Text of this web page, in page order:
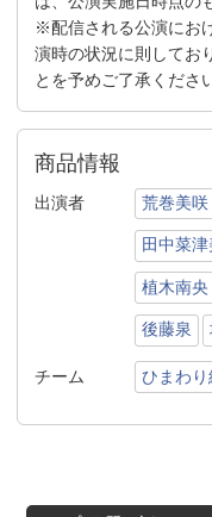
※配信される公演にお
演時の状況に則してお
とを予めご了承くださ
商品情報
出演者 荒巻美咲
田中菜津
植木南央
後藤泉
チーム ひまわり